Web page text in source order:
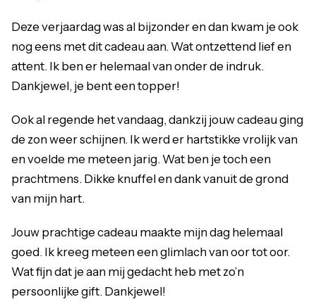
Deze verjaardag was al bijzonder en dan kwam je ook
nog eens met dit cadeau aan. Wat ontzettend lief en
attent. Ik ben er helemaal van onder de indruk.
Dankjewel, je bent een topper!
Ook al regende het vandaag, dankzij jouw cadeau ging
de zon weer schijnen. Ik werd er hartstikke vrolijk van
en voelde me meteen jarig. Wat ben je toch een
prachtmens. Dikke knuffel en dank vanuit de grond
van mijn hart.
Jouw prachtige cadeau maakte mijn dag helemaal
goed. Ik kreeg meteen een glimlach van oor tot oor.
Wat fijn dat je aan mij gedacht heb met zo’n
persoonlijke gift. Dankjewel!